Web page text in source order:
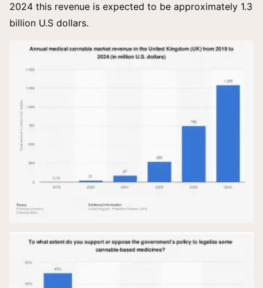
2024 this revenue is expected to be approximately 1.3
billion U.S dollars.